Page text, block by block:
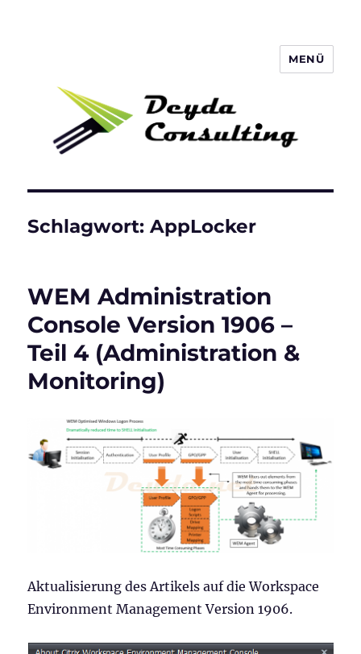
MENÜ
Schlagwort:AppLocker
WEM Administration
Console Version 1906 –
Teil 4 (Administration &
Monitoring)
Aktualisierung des Artikels auf die Workspace
Environment Management Version 1906.